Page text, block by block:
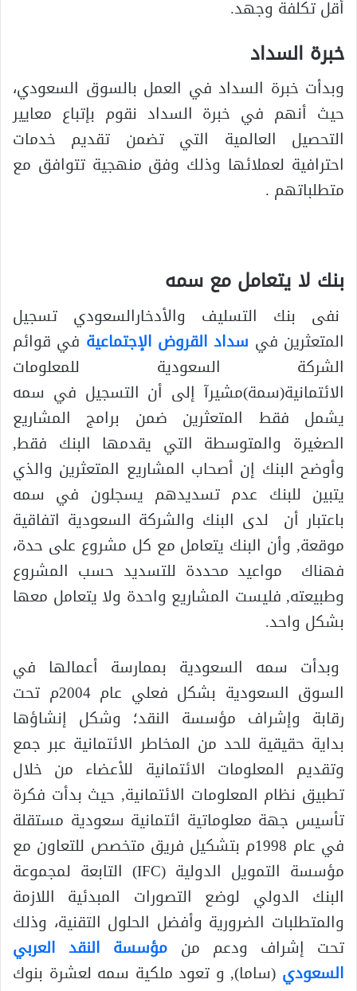
أقل تكلفة وجهد.
خبرة السداد
وبدأت خبرة السداد في العمل بالسوق السعودي،
حيث أنهم في خبرة السداد نقوم بإتباع معايير
التحصيل العالمية التي تضمن تقديم خدمات
احترافية لعملائها وذلك وفق منهجية تتوافق مع
متطلباتهم .
بنك لا يتعامل مع سمه
نفى بنك التسليف والأدخارالسعودي تسجيل
المتعثرين في سداد القروض الإجتماعية في قوائم
الشركة السعودية للمعلومات
الائتمانية(سمة)مشيرآ إلى أن التسجيل في سمه
يشمل فقط المتعثرين ضمن برامج المشاريع
الصغيرة والمتوسطة التي يقدمها البنك فقط,
وأوضح البنك إن أصحاب المشاريع المتعثرين والذي
يتبين للبنك عدم تسديدهم يسجلون في سمه
باعتبار أن لدى البنك والشركة السعودية اتفاقية
موقعة, وأن البنك يتعامل مع كل مشروع على حدة،
فهناك مواعيد محددة للتسديد حسب المشروع
وطبيعته, فليست المشاريع واحدة ولا يتعامل معها
بشكل واحد.
وبدأت سمه السعودية بممارسة أعمالها في
السوق السعودية بشكل فعلي عام 2004م تحت
رقابة وإشراف مؤسسة النقد؛ وشكل إنشاؤها
بداية حقيقية للحد من المخاطر الائتمانية عبر جمع
وتقديم المعلومات الائتمانية للأعضاء من خلال
تطبيق نظام المعلومات الائتمانية, حيث بدأت فكرة
تأسيس جهة معلوماتية ائتمانية سعودية مستقلة
في عام 1998م بتشكيل فريق متخصص للتعاون مع
مؤسسة التمويل الدولية (IFC) التابعة لمجموعة
البنك الدولي لوضع التصورات المبدئية اللازمة
والمتطلبات الضرورية وأفضل الحلول التقنية، وذلك
تحت إشراف ودعم من مؤسسة النقد العربي
السعودي (ساما), و تعود ملكية سمه لعشرة بنوك